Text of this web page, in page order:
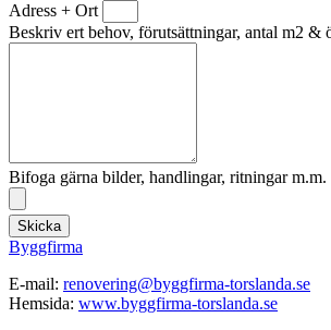
Adress + Ort
Beskriv ert behov, förutsättningar, antal m2 &
Bifoga gärna bilder, handlingar, ritningar m.m.
Skicka
Byggfirma
E-mail: renovering@byggfirma-torslanda.se
Hemsida: www.byggfirma-torslanda.se